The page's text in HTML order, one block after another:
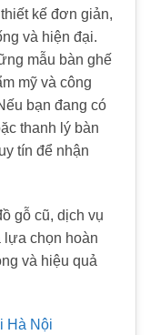
kế đơn giản,
và hiện đại.
mẫu bàn ghế
mỹ và công
bạn đang có
thanh lý bàn
tín để nhận
gỗ cũ, dịch vụ
lựa chọn hoàn
và hiệu quả
Hà Nội